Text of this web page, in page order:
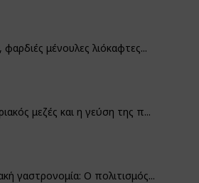
φαρδιές μένουλες λιόκαφτες...
μεζές και η γεύση της π...
γαστρονομία: Ο πολιτισμός...